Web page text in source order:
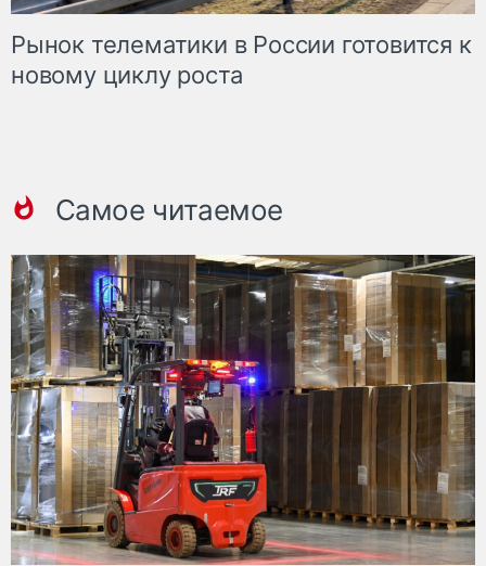
Рынок телематики в России готовится к
новому циклу роста
Самое читаемое